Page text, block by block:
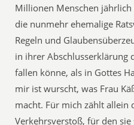
Millionen Menschen
die nunmehr ehemalige
Regeln und
in ihrer Abschlusserklärung
fallen könne, als in Gottes
mir ist wurscht, was Frau
macht. Für mich zählt allein
Verkehrsverstoß, für den